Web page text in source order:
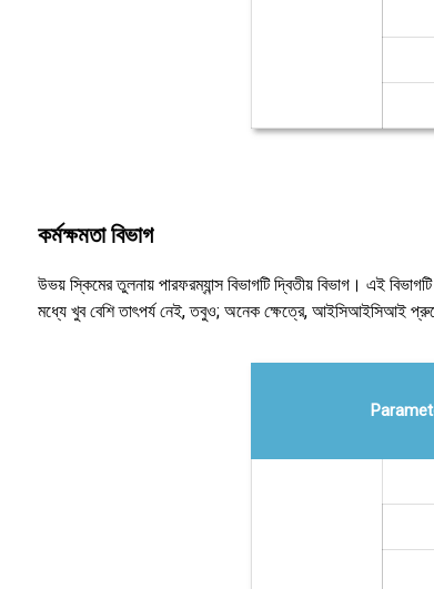
কর্মক্ষমতা বিভাগ
উভয় স্কিমের তুলনায় পারফরম্যান্স বিভাগটি দ্বিতীয় বিভাগ। এই
মধ্যে খুব বেশি তাৎপর্য নেই, তবুও; অনেক ক্ষেত্রে, আইসিআইসিআই